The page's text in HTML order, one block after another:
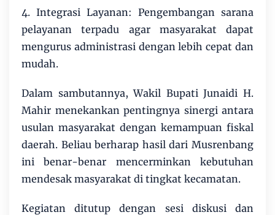
4. Integrasi Layanan: Pengembangan sarana
pelayanan terpadu agar masyarakat dapat
mengurus administrasi dengan lebih cepat dan
mudah.
Dalam sambutannya, Wakil Bupati Junaidi H.
Mahir menekankan pentingnya sinergi antara
usulan masyarakat dengan kemampuan fiskal
daerah. Beliau berharap hasil dari Musrenbang
ini benar-benar mencerminkan kebutuhan
mendesak masyarakat di tingkat kecamatan.
Kegiatan ditutup dengan sesi diskusi dan